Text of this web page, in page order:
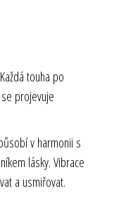
touha po
projevuje
v harmonii s
lásky. Vibrace
a usmiřovat.